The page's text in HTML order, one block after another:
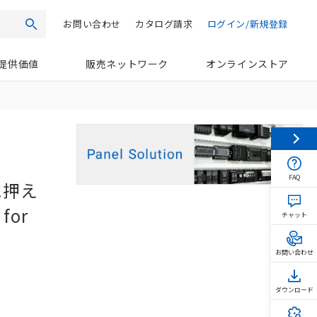
検索 ログイン/新規登録
カタログ請求
お問い合わせ
供価値 販売ネットワーク オンラインストア
え
for
FAQ
チャット
お問い合わせ
ダウンロード